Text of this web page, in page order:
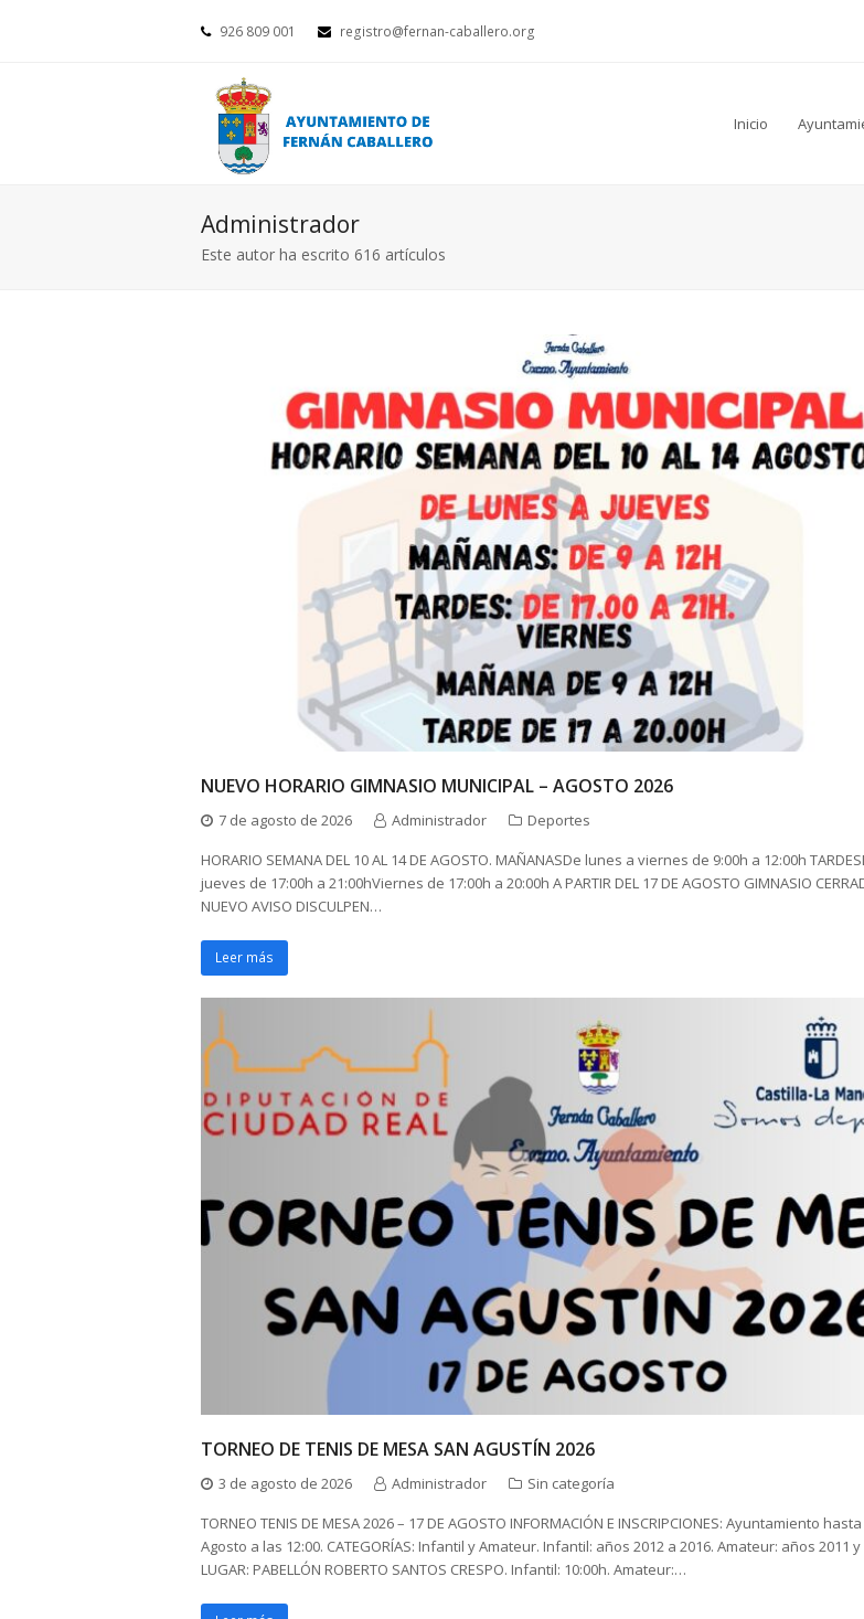
926 809 001 registro@fernan-caballero.org
Inicio
Administrador
Este autor ha escrito 616 artículos
NUEVO HORARIO GIMNASIO MUNICIPAL – AGOSTO 2026
7 de agosto de 2026 Administrador
Deportes
HORARIO SEMANA DEL 10 AL 14 DE AGOSTO. MAÑANASDe lunes a viernes de 9:00h a 12:00h
jueves de 17:00h a 21:00hViernes de 17:00h a 20:00h A PARTIR DEL 17 DE AGOSTO GIMNASIO
NUEVO AVISO DISCULPEN…
Leer más
TORNEO DE TENIS DE MESA SAN AGUSTÍN 2026
3 de agosto de 2026 Administrador
Sin categoría
TORNEO TENIS DE MESA 2026 – 17 DE AGOSTO INFORMACIÓN E INSCRIPCIONES: Ayuntamiento
Agosto a las 12:00. CATEGORÍAS: Infantil y Amateur. Infantil: años 2012 a 2016. Amateur: años 2011
LUGAR: PABELLÓN ROBERTO SANTOS CRESPO. Infantil: 10:00h. Amateur:…